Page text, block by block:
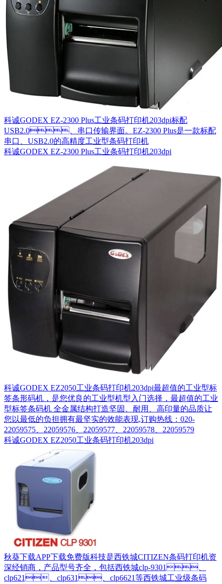
科诚GODEX EZ-2300 Plus工业条码打印机203dpi标配
USB2.0、串口传输界面。EZ-2300 Plus是一款标配
串口、USB2.0的高精度工业型条码打印机
科诚GODEX EZ-2300 Plus工业条码打印机203dpi
科诚GODEX EZ2050工业条码打印机203dpi最超值的工业型标
签条形码机，是您优良的工业型机型入门选择，最超值的工业
型标签条码机 全金属结构打造坚固、耐用、高印量的品质让
您以最低的负担拥有最坚实的效能表现,订购热线：020-
22059575、22059576、22059577、22059578、22059579
科诚GODEX EZ2050工业条码打印机203dpi
秋葵下载APP下载免费版科技是西铁城CITIZEN条码打印机资
深经销商，产品型号齐全，包括西铁城clp-9301、
clp621、clp631、clp6621等西铁城工业级条码